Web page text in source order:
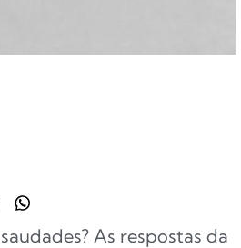
As respostas da